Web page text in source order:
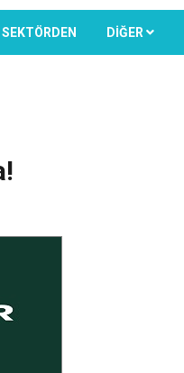
SEKTÖRDEN DIĞER